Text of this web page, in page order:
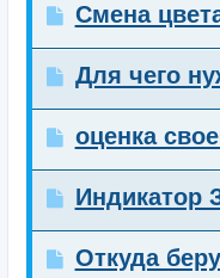
Смена
Для чего
оценка
Индикатор
Откуда